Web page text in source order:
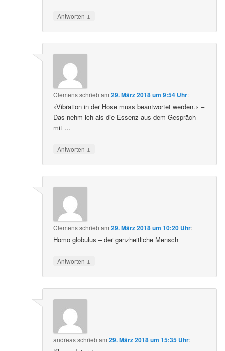
Antworten ↓
Clemensschriebam29. März 2018 um 9:54 Uhr:
»Vibration in der Hose muss beantwortet werden.« –
Das nehm ich als die Essenz aus dem Gespräch
mit …
Antworten ↓
Clemensschriebam29. März 2018 um 10:20 Uhr:
Homo globulus – der ganzheitliche Mensch
Antworten ↓
andreasschriebam29. März 2018 um 15:35 Uhr: